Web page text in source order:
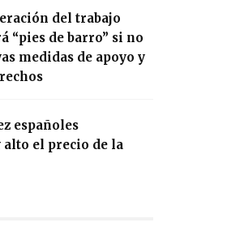
del trabajo
“pies de barro” si no
medidas de apoyo y
españoles
el precio de la